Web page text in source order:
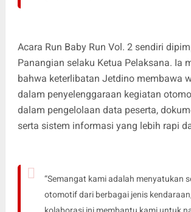
Acara Run Baby Run Vol. 2 sendiri
Panangian selaku Ketua Pelaksana. Ia
bahwa keterlibatan Jetdino membawa
dalam penyelenggaraan kegiatan
dalam pengelolaan data peserta,
serta sistem informasi yang lebih rapi
“Semangat kami adalah menyatukan
otomotif dari berbagai jenis